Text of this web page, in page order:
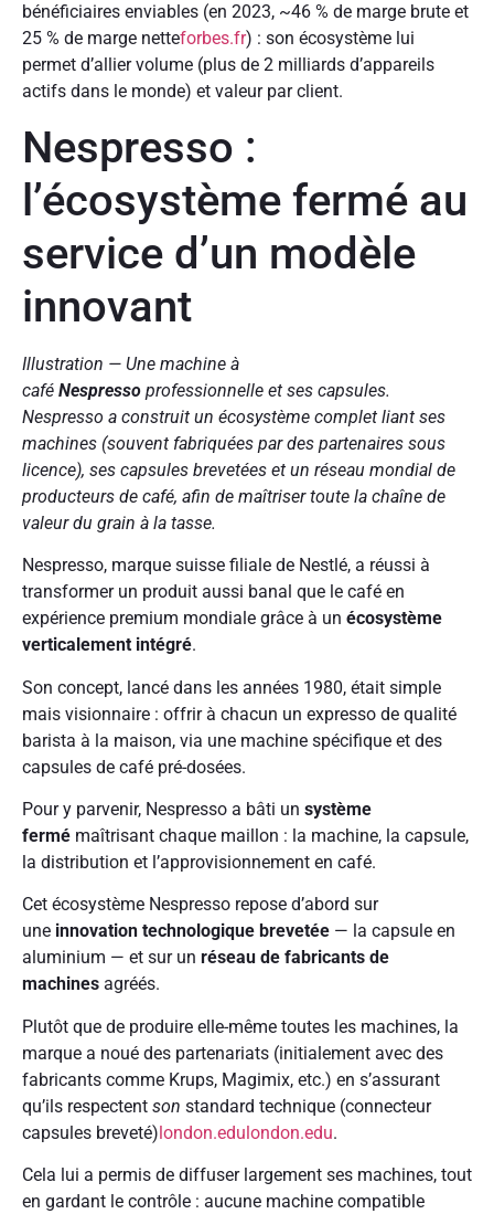
bénéficiaires enviables (en 2023, ~46 % de marge brute et
25 % de marge netteforbes.fr) : son écosystème lui
permet d’allier volume (plus de 2 milliards d’appareils
actifs dans le monde) et valeur par client.
Nespresso :
l’écosystème fermé au
service d’un modèle
innovant
Illustration — Une machine à
café Nespresso professionnelle et ses capsules.
Nespresso a construit un écosystème complet liant ses
machines (souvent fabriquées par des partenaires sous
licence), ses capsules brevetées et un réseau mondial de
producteurs de café, afin de maîtriser toute la chaîne de
valeur du grain à la tasse.
Nespresso, marque suisse filiale de Nestlé, a réussi à
transformer un produit aussi banal que le café en
expérience premium mondiale grâce à un écosystème
verticalement intégré.
Son concept, lancé dans les années 1980, était simple
mais visionnaire : offrir à chacun un expresso de qualité
barista à la maison, via une machine spécifique et des
capsules de café pré-dosées.
Pour y parvenir, Nespresso a bâti un système
fermé maîtrisant chaque maillon : la machine, la capsule,
la distribution et l’approvisionnement en café.
Cet écosystème Nespresso repose d’abord sur
une innovation technologique brevetée — la capsule en
aluminium — et sur un réseau de fabricants de
machines agréés.
Plutôt que de produire elle-même toutes les machines, la
marque a noué des partenariats (initialement avec des
fabricants comme Krups, Magimix, etc.) en s’assurant
qu’ils respectent son standard technique (connecteur
capsules breveté)london.edulondon.edu.
Cela lui a permis de diffuser largement ses machines, tout
en gardant le contrôle : aucune machine compatible